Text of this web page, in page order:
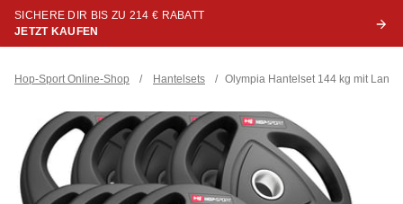
SICHERE DIR BIS ZU 214 € RABATT
JETZT KAUFEN
Hop-Sport Online-Shop / Hantelsets / Olympia Hantelset 144 kg mit